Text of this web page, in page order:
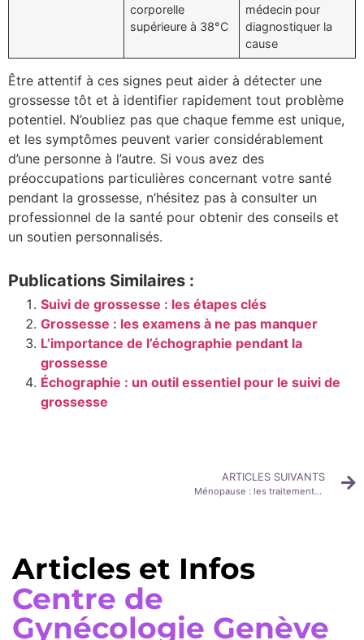
corporelle
supérieure à 38°C
médecin pour
diagnostiquer la
cause
Être attentif à ces signes peut aider à détecter une
grossesse tôt et à identifier rapidement tout problème
potentiel. N’oubliez pas que chaque femme est unique,
et les symptômes peuvent varier considérablement
d’une personne à l’autre. Si vous avez des
préoccupations particulières concernant votre santé
pendant la grossesse, n’hésitez pas à consulter un
professionnel de la santé pour obtenir des conseils et
un soutien personnalisés.
Publications Similaires :
Suivi de grossesse : les étapes clés
Grossesse : les examens à ne pas manquer
L’importance de l’échographie pendant la
grossesse
Échographie : un outil essentiel pour le suivi de
grossesse
ARTICLES SUIVANTS
Ménopause : les traitements naturels pour mieux vivre cette période
Articles et Infos
Centre de
Gynécologie Genève